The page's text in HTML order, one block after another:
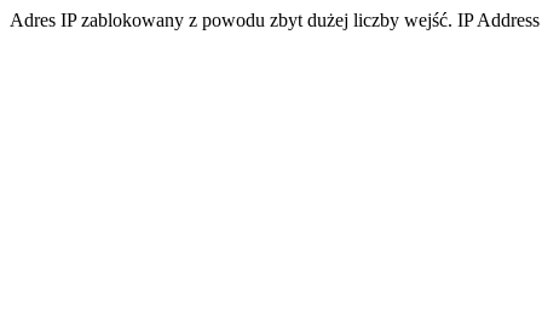
Adres IP zablokowany z powodu zbyt dużej liczby wejść. IP